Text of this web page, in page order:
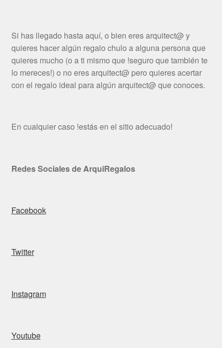
Si has llegado hasta aquí, o bien eres arquitect@ y
quieres hacer algún regalo chulo a alguna persona que
quieres mucho (o a ti mismo que !seguro que también te
lo mereces!) o no eres arquitect@ pero quieres acertar
con el regalo ideal para algún arquitect@ que conoces.
En cualquier caso !estás en el sitio adecuado!
Redes Sociales de ArquiRegalos
Facebook
Twitter
Instagram
Youtube